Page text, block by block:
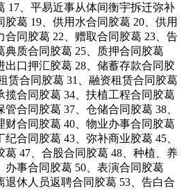
17、平易近事从体间衡宇拆迁弥补
葛 19、供用水合同胶葛 20、供用
合同胶葛 22、赠取合同胶葛 23、告
典质合同胶葛 25、质押合同胶葛
出口押汇胶葛 28、储蓄存款合同胶
赁合同胶葛 31、融资租赁合同胶葛
揽合同胶葛 34、扶植工程合同胶葛
合同胶葛 37、仓储合同胶葛 38、
财合同胶葛 40、物业办事合同胶葛
合同胶葛 43、弥补商业胶葛 45、
葛 47、合股合同胶葛 48、种植、养
办事合同胶葛 50、表演合同胶葛
退休人员返聘合同胶葛 53、告白合